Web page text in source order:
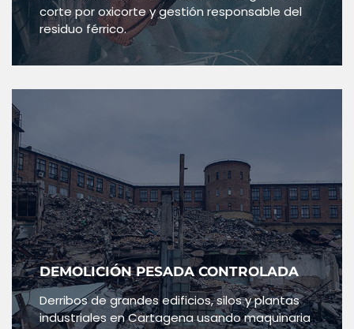
corte por oxicorte y gestión responsable del
residuo férrico.
DEMOLICIÓN PESADA CONTROLADA
Derribos de grandes edificios, silos y plantas
industriales en Cartagena usando maquinaria